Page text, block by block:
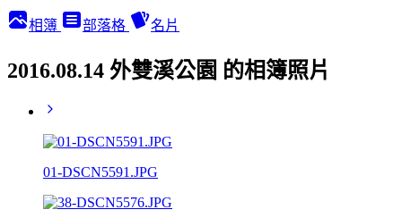
相簿 部落格 名片
2016.08.14 外雙溪公園 的相簿照片
01-DSCN5591.JPG